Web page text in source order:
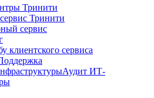
Тринити
Тринити
сервис
клиентского сервиса
Аудит ИТ-